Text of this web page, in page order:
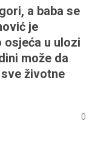
a baba se
je
osjeća u ulozi
može da
životne
0